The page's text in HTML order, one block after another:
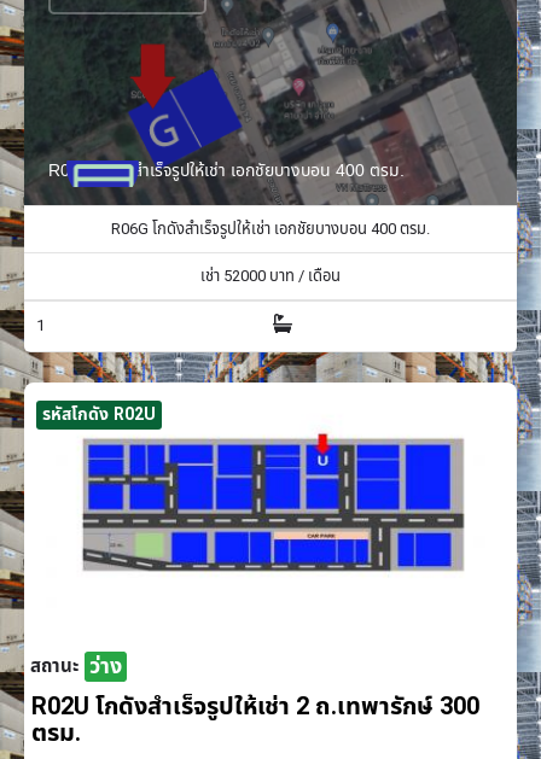
R06G โกดังสำเร็จรูปให้เช่า เอกชัยบางบอน 400 ตรม.
R06G โกดังสำเร็จรูปให้เช่า เอกชัยบางบอน 400 ตรม.
เช่า 52000 บาท / เดือน
1
รหัสโกดัง R02U
สถานะ ว่าง
R02U โกดังสำเร็จรูปให้เช่า 2 ถ.เทพารักษ์ 300
ตรม.